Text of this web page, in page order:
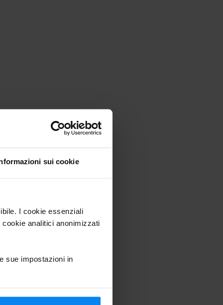
sui cookie
I cookie essenziali
analitici anonimizzati
sue impostazioni in